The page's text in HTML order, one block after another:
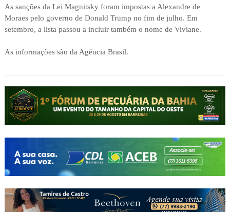
As sanções da Lei Magnitsky foram impostas a Alexandre de
Moraes pelo governo de Donald Trump no fim de julho. Em
setembro, a lista passou a incluir também o nome de Viviane.
As informações são da Agência Brasil.